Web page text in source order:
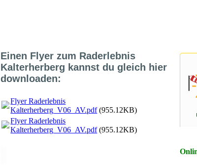
Einen Flyer zum Raderlebnis
Kalterherberg kannst du gleich hier
downloaden:
Flyer Raderlebnis
Kalterherberg_V06_AV.pdf(955.12KB)
Flyer Raderlebnis
Kalterherberg_V06_AV.pdf(955.12KB)